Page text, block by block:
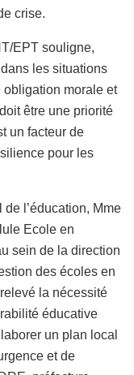
crise.
EPT souligne,
les situations
obligation morale et
être une priorité
un facteur de
pour les
l’éducation, Mme
Ecole en
sein de la direction
des écoles en
la nécessité
éducative
un plan local
et de